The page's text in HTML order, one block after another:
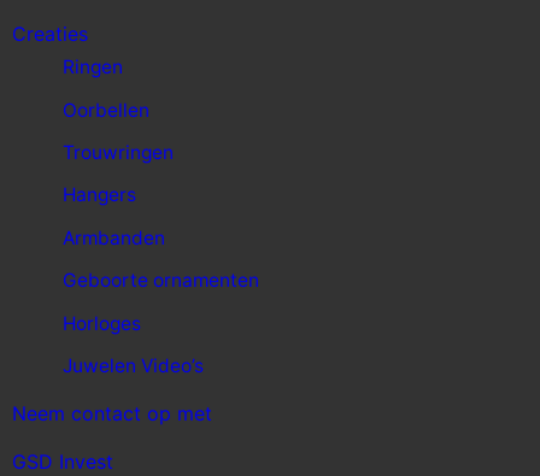
Creaties
Ringen
Oorbellen
Trouwringen
Hangers
Armbanden
Geboorte ornamenten
Horloges
Juwelen Video’s
Neem contact op met
GSD Invest